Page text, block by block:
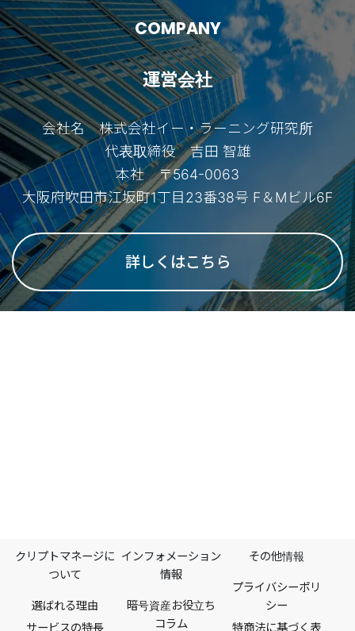
COMPANY
運営会社
会社名 株式会社イー・ラーニング研究所
代表取締役 吉田 智雄
本社 〒564-0063
大阪府吹田市江坂町1丁目23番38号 F＆Mビル6F
詳しくはこちら
クリプトマネージに
ついて
選ばれる理由
サービスの特長
インフォメーション
情報
暗号資産お役立ち
コラム​
その他情報
プライバシーポリ
シー
特商法に基づく表